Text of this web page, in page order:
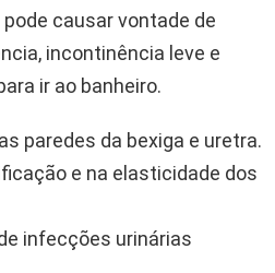
causar vontade de
incontinência leve e
ir ao banheiro.
paredes da bexiga e uretra.
e na elasticidade dos
infecções urinárias